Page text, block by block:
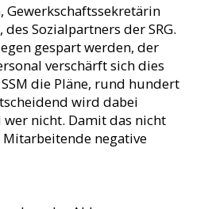
Gewerkschaftssekretärin
Sozialpartners der SRG.
gespart werden, der
verschärft sich dies
die Pläne, rund hundert
wird dabei
nicht. Damit das nicht
negative